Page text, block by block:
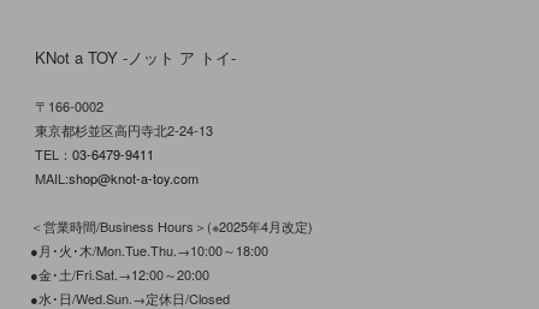
KNot a TOY -ノット ア トイ-
〒166-0002
東京都杉並区高円寺北2-24-13
TEL： 03-6479-9411
MAIL:shop@knot-a-toy.com
＜営業時間/Business Hours＞(※2025年4月改定)
●月･火･木/Mon.Tue.Thu.→10:00～18:00
●金･土/Fri.Sat.→12:00～20:00
●水･日/Wed.Sun.→定休日/Closed